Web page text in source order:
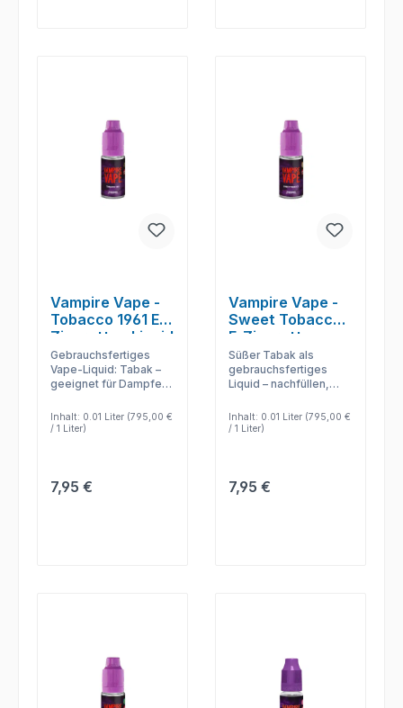
Vampire Vape -
Tobacco 1961 E-
Zigaretten Liquid
Gebrauchsfertiges
Vape-Liquid: Tabak –
geeignet für Dampfer,
starten möchten.
Inhalt: 0.01 Liter (795,00 €
/ 1 Liter)
Regulärer Preis:
7,95 €
Vampire Vape -
Sweet Tobacco
E-Zigaretten
Liquid
Süßer Tabak als
gebrauchsfertiges
Liquid – nachfüllen,
Geschmack ohne
Mischen nutzen.
Inhalt: 0.01 Liter (795,00 €
/ 1 Liter)
Regulärer Preis:
7,95 €